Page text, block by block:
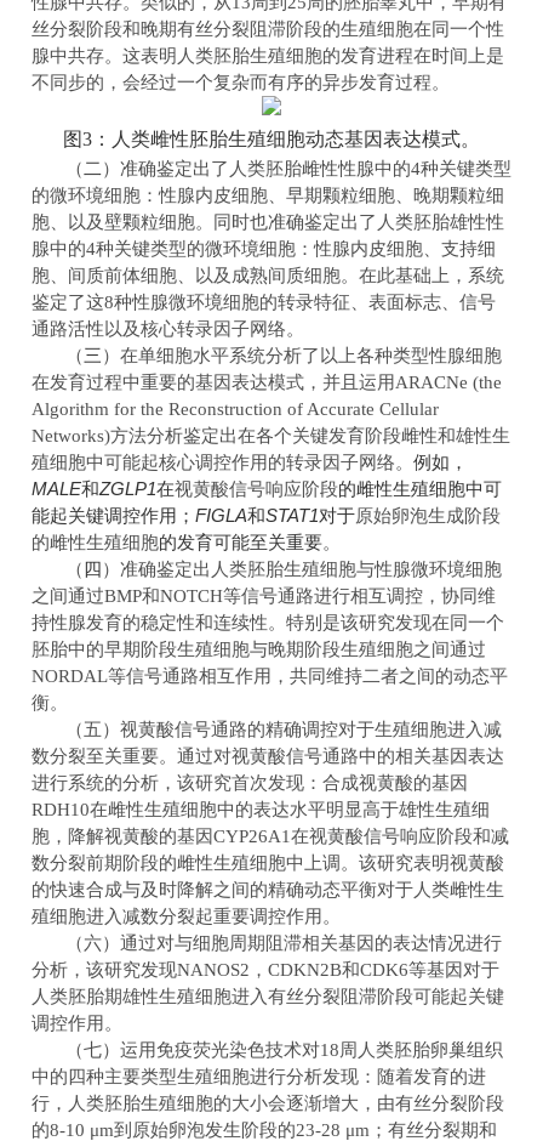
丝分裂阶段和晚期有丝分裂阻滞阶段的生殖细胞在同一个性
腺中共存。这表明人类胚胎生殖细胞的发育进程在时间上是
不同步的，会经过一个复杂而有序的异步发育过程。
图3：人类雌性胚胎生殖细胞动态基因表达模式。
（ 二 ） 准确鉴定出了人类胚胎雌性性腺中的4种关键类型
的微环境细胞：性腺内皮细胞、早期颗粒细胞、晚期颗粒细
胞、以及壁颗粒细胞。同时也准确鉴定出了人类胚胎雄性性
腺中的4种关键类型的微环境细胞：性腺内皮细胞、支持细
胞、间质前体细胞、以及成熟间质细胞。在此基础上，系统
鉴定了这8种性腺微环境细胞的转录特征 表面标志
信号
通路活性以及核心转录因子网络。
（三）在单细胞水平系统分析了以上各种类型性腺细胞
在发育过程中重要的基因表达模式，并且运用ARACNe (the
Algorithm for the Reconstruction of Accurate Cellular
Networks)方法分析鉴定出在各个关键发育阶段雌性和雄性生
殖细胞中可能起核心调控作用的转录因子网络。 例如 ，
MALE和ZGLP1在视黄酸信号响应阶段的雌性生殖细胞中可
能起关键调控作用； FIGLA和STAT1对于原始卵泡生成阶段
的雌性生殖细胞的发育可能至关重要。
（四）准确鉴定出人类胚胎生殖细胞与性腺微环境细胞
之间通过BMP和NOTCH等信号通路进行相互调控，协同维
持性腺发育的稳定性和连续性。特别是该研究发现在同一个
胚胎中的早期阶段生殖细胞与晚期阶段生殖细胞之间通过
NORDAL等信号通路相互作用，共同维持二者之间的动态平
衡。
（五）视黄酸信号通路的精确调控对于生殖细胞进入减
数分裂至关重要。通过对视黄酸信号通路中的相关基因表达
进行系统的分析，该研究首次发现：合成视黄酸的基因
RDH10在雌性生殖细胞中的表达水平明显高于雄性生殖细
胞，降解视黄酸的基因CYP26A1在视黄酸信号响应阶段和减
数分裂前期阶段的雌性生殖细胞中上调。该研究表明视黄酸
的快速合成与及时降解之间的精确动态平衡对于人类雌性生
殖细胞进入减数分裂起重要调控作用。
（六）通过对与细胞周期阻滞相关基因的表达情况进行
分析 ，该研究发现NANOS2 ， CDKN2B和CDK6等基因对于
人类胚胎期雄性生殖细胞进入有丝分裂阻滞阶段可能起关键
调控作用。
（七）运用免疫荧光染色技术对18周人类胚胎卵巢组织
中的四种主要类型生殖细胞进行分析发现：随着发育的进
行，人类胚胎生殖细胞的大小会逐渐增大，由有丝分裂阶段
的8-10 μm到原始卵泡发生阶段的23-28 μm ；有丝分裂期和